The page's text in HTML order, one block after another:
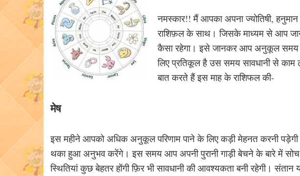
नमस्कार!! मैं आपका अपना ज्योतिषी,
राशिफ़ल के साथ। जिसके माध्यम से आप
कैसा रहेगा। इसे जानकर आप अनुकूल समय
लिए प्रतिकूल है उस समय सावधानी से काम
बात करते हैं इस माह के राशिफल की-
मेष
इस महीने आपको अधिक अनुकूल परिणाम पाने के लिए कड़ी मेहनत करनी
थका हुआ अनुभव करेंगे। इस समय आप अपनी पुरानी गाड़ी बेचने के बारे में
स्थितियां कुछ बेहतर होंगी फ़िर भी सावधानी की आवश्यकता बनी रहेगी। संतान